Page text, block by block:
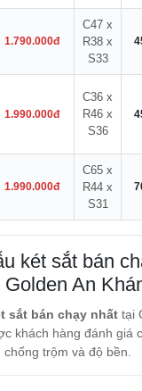
1.790.000đ
C47 x
R38 x
S33
1.990.000đ
C36 x
R46 x
S36
1.990.000đ
C65 x
R44 x
S31
két sắt bán
An
sắt bán chạy nhất tại
khách hàng đánh giá
trộm và độ bền.